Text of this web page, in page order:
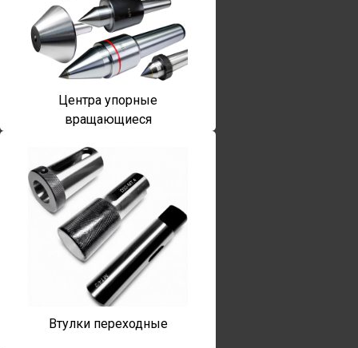
Центра упорные
вращающиеся
Втулки переходные